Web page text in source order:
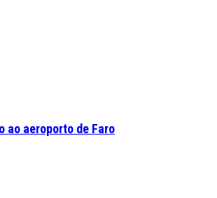
ao aeroporto de Faro